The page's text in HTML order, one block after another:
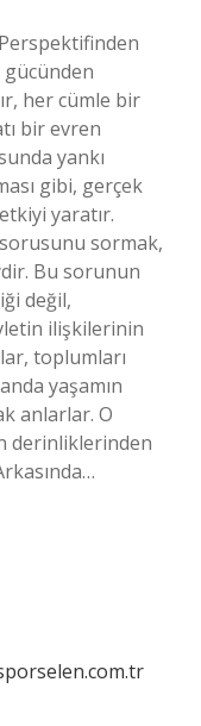
her cümle bir
bir evren
yankı
gibi, gerçek
yaratır.
sorusunu sormak,
Bu sorunun
değil,
ilişkilerinin
toplumları
yaşamın
anlarlar. O
derinliklerinden